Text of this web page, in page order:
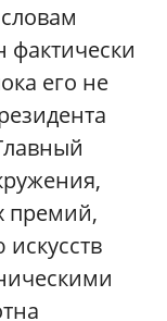
фактически
его не
премий,